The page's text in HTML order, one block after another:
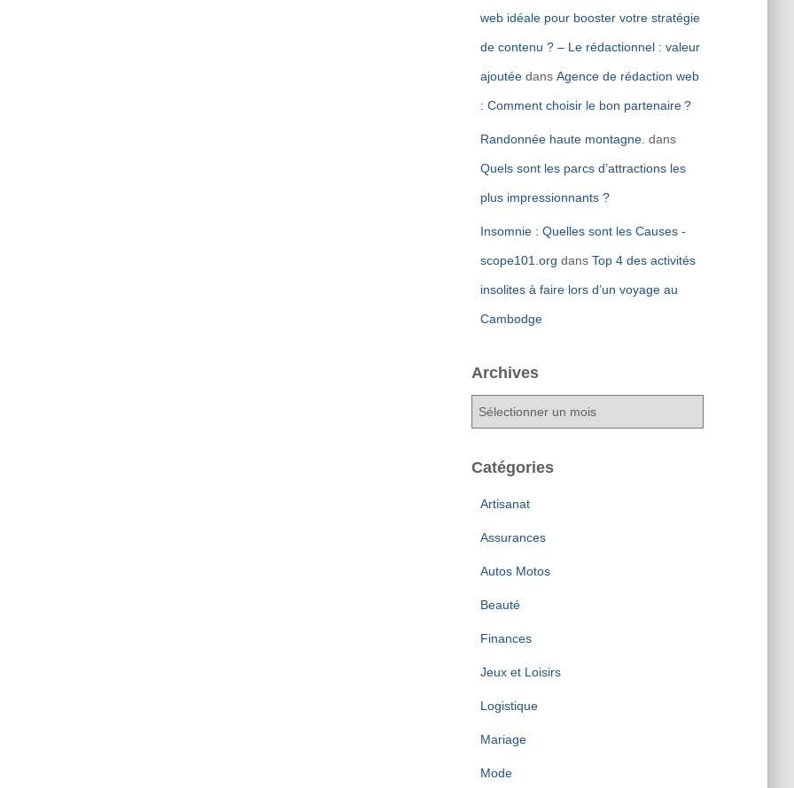
web idéale pour booster votre stratégie
de contenu ? – Le rédactionnel : valeur
ajoutéedans Agence de rédaction web
: Comment choisir le bon partenaire ?
Randonnée haute montagne. dans
Quels sont les parcs d’attractions les
plus impressionnants ?
Insomnie : Quelles sont les Causes -
scope101.org dans Top 4 des activités
insolites à faire lors d’un voyage au
Cambodge
Archives
h
Catégories
Artisanat
Assurances
Autos Motos
Beauté
Finances
Jeux et Loisirs
Logistique
Mariage
Mode